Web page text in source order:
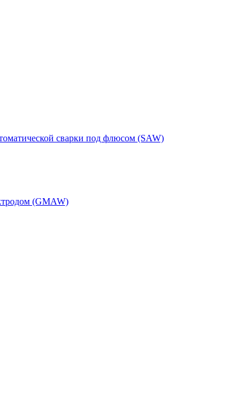
сварки под флюсом (SAW)
(GMAW)